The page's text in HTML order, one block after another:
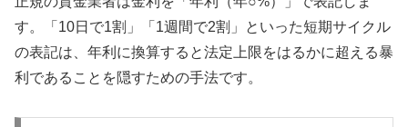
す。「10日で1割」「1週間で2割」といった短期サイクル
の表記は、年利に換算すると法定上限をはるかに超える暴
利であることを隠すための手法です。